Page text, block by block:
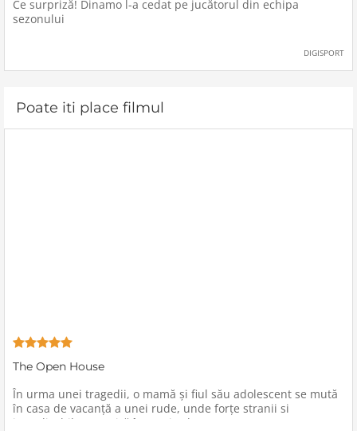
Ce surpriză! Dinamo l-a cedat pe jucătorul din echipa
sezonului
DIGISPORT
Poate iti place filmul
The Open House
În urma unei tragedii, o mamă şi fiul său adolescent se mută
în casa de vacanţă a unei rude, unde forţe stranii si
inexplicabile conspiră împotriva lor.